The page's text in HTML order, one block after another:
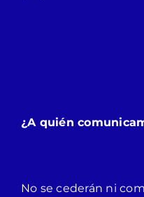
¿A quién
No se cederán ni